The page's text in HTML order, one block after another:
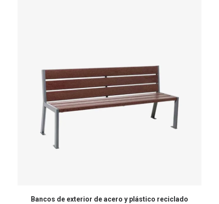
Bancos de exterior de acero y plástico reciclado